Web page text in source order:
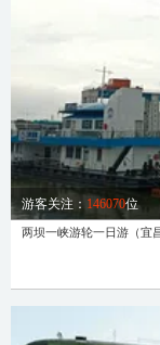
游客关注： 146070位
两坝一峡游轮一日游（宜